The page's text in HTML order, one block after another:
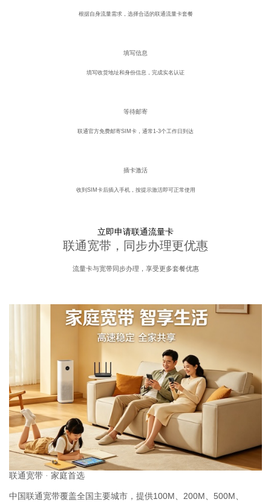
根据自身流量需求，选择合适的联通流量卡套餐
填写信息
填写收货地址和身份信息，完成实名认证
等待邮寄
联通官方免费邮寄SIM卡，通常1-3个工作日到达
插卡激活
收到SIM卡后插入手机，按提示激活即可正常使用
立即申请联通流量卡
联通宽带，同步办理更优惠
流量卡与宽带同步办理，享受更多套餐优惠
联通宽带 · 家庭首选
中国联通宽带覆盖全国主要城市，提供100M、200M、500M、